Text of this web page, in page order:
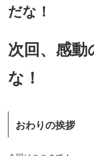
だな！
次回、感
な！
おわりの挨拶